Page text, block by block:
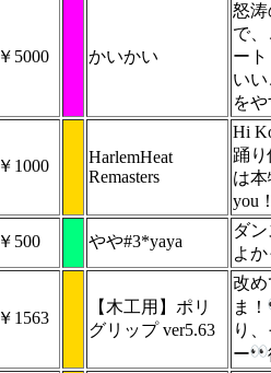
￥5000 かいかい
怒
で
ー
い
を
￥1000
HarlemHeat
Remasters
Hi
踊
は
you
￥500 やや#3*yaya
ダ
よ
￥1563
【木工用】ポリ
グリップ ver5.63
改
ま！
り
ー